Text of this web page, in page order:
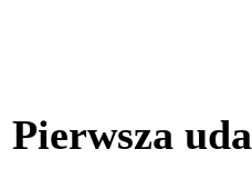
Pierwsza